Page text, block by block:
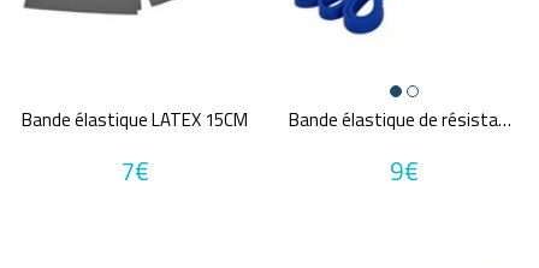
Bande élastique LATEX 15CM
7€
Bande élastique de résistance POWER BAND
9€